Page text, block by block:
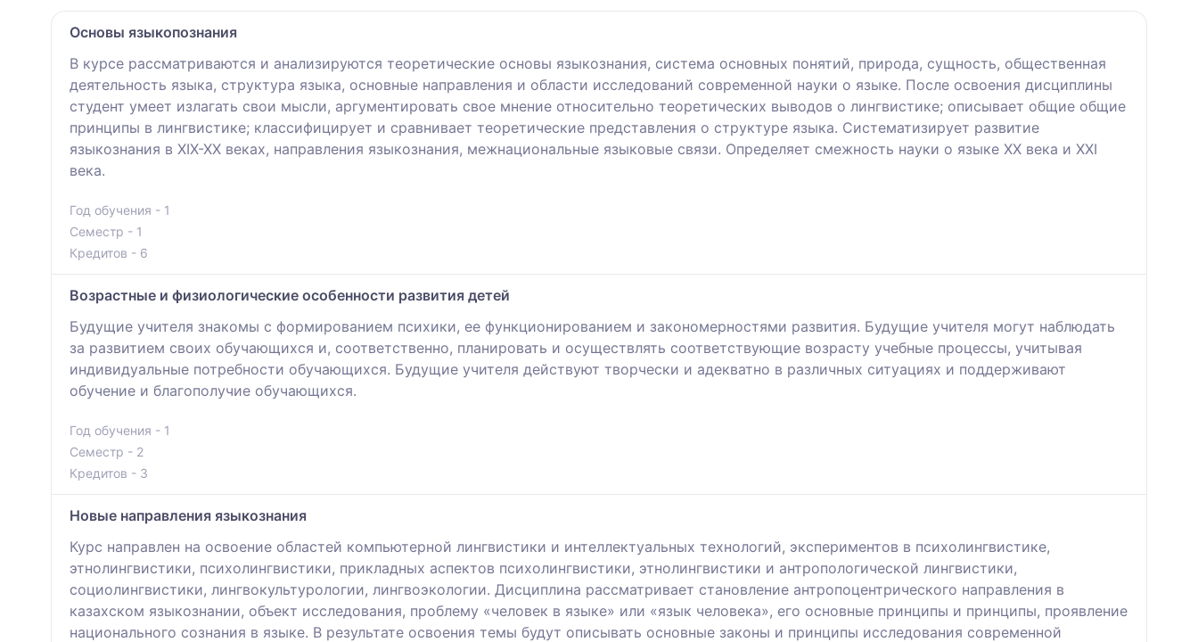
Основы языкопознания
В курсе рассматриваются и анализируются теоретические основы языкознания, система основных понятий, природа, сущность, общественная
деятельность языка, структура языка, основные направления и области исследований современной науки о языке. После освоения дисциплины
студент умеет излагать свои мысли, аргументировать свое мнение относительно теоретических выводов о лингвистике; описывает общие общие
принципы в лингвистике; классифицирует и сравнивает теоретические представления о структуре языка. Систематизирует развитие
языкознания в XIX-XX веках, направления языкознания, межнациональные языковые связи. Определяет смежность науки о языке ХХ века и ХХІ
века.
Год обучения - 1
Семестр - 1
Кредитов - 6
Возрастные и физиологические особенности развития детей
Будущие учителя знакомы с формированием психики, ее функционированием и закономерностями развития. Будущие учителя могут наблюдать
за развитием своих обучающихся и, соответственно, планировать и осуществлять соответствующие возрасту учебные процессы, учитывая
индивидуальные потребности обучающихся. Будущие учителя действуют творчески и адекватно в различных ситуациях и поддерживают
обучение и благополучие обучающихся.
Год обучения - 1
Семестр - 2
Кредитов - 3
Новые направления языкознания
Курс направлен на освоение областей компьютерной лингвистики и интеллектуальных технологий, экспериментов в психолингвистике,
этнолингвистики, психолингвистики, прикладных аспектов психолингвистики, этнолингвистики и антропологической лингвистики,
социолингвистики, лингвокультурологии, лингвоэкологии. Дисциплина рассматривает становление антропоцентрического направления в
казахском языкознании, объект исследования, проблему «человек в языке» или «язык человека», его основные принципы и принципы, проявление
национального сознания в языке. В результате освоения темы будут описывать основные законы и принципы исследования современной